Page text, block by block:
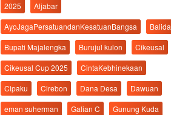
2025
Aljabar
AyoJagaPersatuandanKesatuanBangsa
Balida
Bupati Majalengka
Burujul kulon
Cikeusal
Cikeusal Cup 2025
CintaKebhinekaan
Cipaku
Cirebon Dana Desa
Dawuan
eman suherman
Galian C
Gunung Kuda